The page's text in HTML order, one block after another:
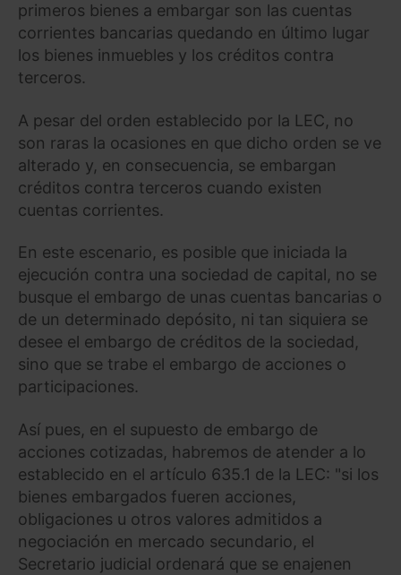
primeros bienes a embargar son las cuentas
corrientes bancarias quedando en último lugar
los bienes inmuebles y los créditos contra
terceros.
A pesar del orden establecido por la LEC, no
son raras la ocasiones en que dicho orden se ve
alterado y, en consecuencia, se embargan
créditos contra terceros cuando existen
cuentas corrientes.
En este escenario, es posible que iniciada la
ejecución contra una sociedad de capital, no se
busque el embargo de unas cuentas bancarias o
de un determinado depósito, ni tan siquiera se
desee el embargo de créditos de la sociedad,
sino que se trabe el embargo de acciones o
participaciones.
Así pues, en el supuesto de embargo de
acciones cotizadas, habremos de atender a lo
establecido en el artículo 635.1 de la LEC: "si los
bienes embargados fueren acciones,
obligaciones u otros valores admitidos a
negociación en mercado secundario, el
Secretario judicial ordenará que se enajenen